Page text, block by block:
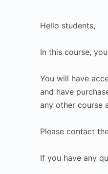
Hello students,
In this course,
You will have
and have
any other course
Please contact
If you have any